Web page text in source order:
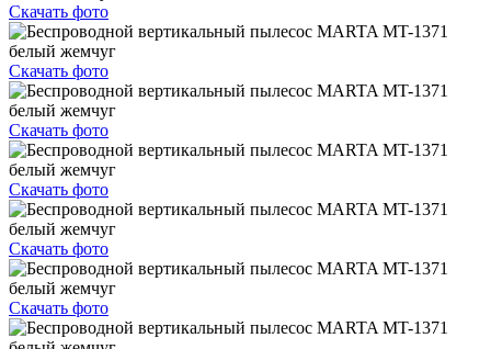
Скачать фото
Скачать фото
Скачать фото
Скачать фото
Скачать фото
Скачать фото